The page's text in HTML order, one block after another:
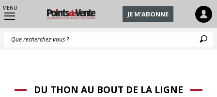
MENU
JE M'ABONNE
DU THON AU BOUT DE LA LIGNE